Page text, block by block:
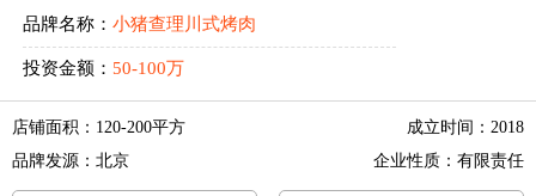
品牌名称： 小猪查理川式烤肉
投资金额： 50-100万
店铺面积：120-200平方
成立时间：2018
品牌发源：北京
企业性质：有限责任